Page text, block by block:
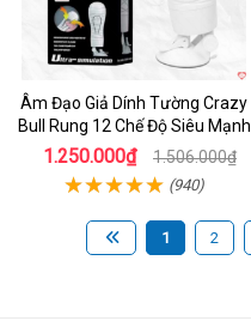
Âm Đạo Giả Dính Tường Crazy
Bull Rung 12 Chế Độ Siêu Mạnh
1.250.000₫ 1.506.000₫
(940)
1 2